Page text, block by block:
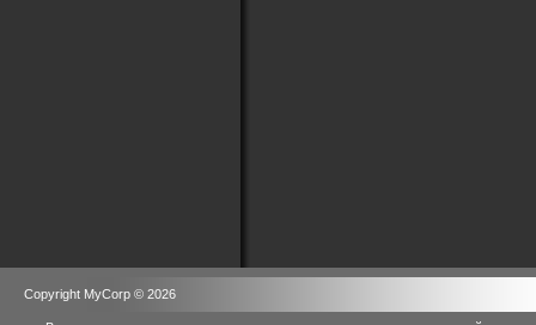
Copyright MyCorp © 2026